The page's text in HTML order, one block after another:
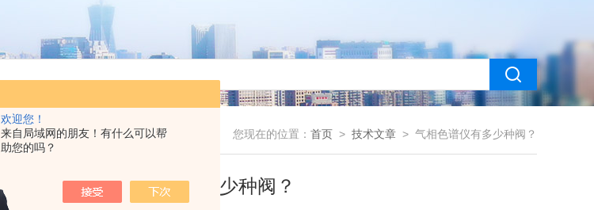
欢迎您！
来自局域网的朋友！有什么可以帮
助您的吗？
您现在的位置： 首页 > 技术文章 > 气相色谱仪有多少种阀？
气相色谱仪有多少种阀？